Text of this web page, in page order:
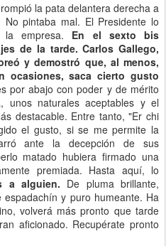
la pata delantera derecha a
pintaba mal. El Presidente lo
la empresa. En el sexto bis
de la tarde. Carlos Gallego,
y demostró que, al menos,
saca cierto gusto
por abajo con poder y de mérito
unos naturales aceptables y el
destacable. Entre tanto, "Er chi
el gusto, si se me permite la
ante la decepción de sus
matado hubiera firmado una
premiada. Hasta aquí, lo
a alguien. De pluma brillante,
y puro humeante. Ha
volverá más pronto que tarde
aficionado. Recupérate pronto